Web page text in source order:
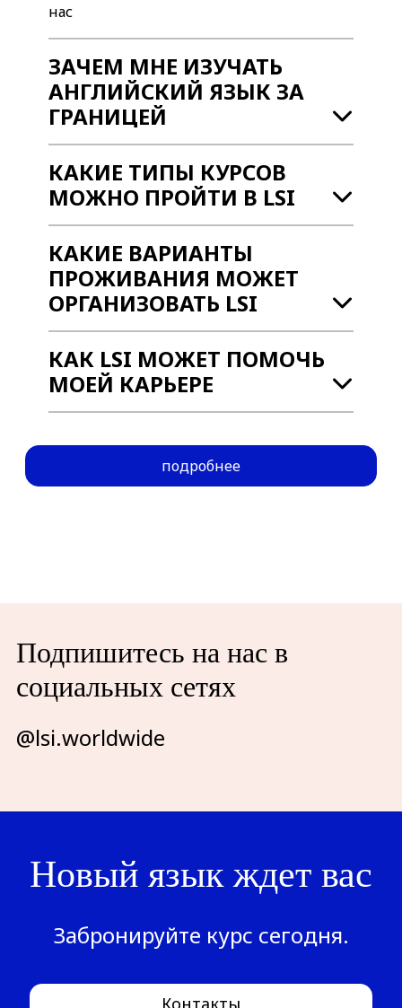
нас
ЗАЧЕМ МНЕ ИЗУЧАТЬ
АНГЛИЙСКИЙ ЯЗЫК ЗА
ГРАНИЦЕЙ
КАКИЕ ТИПЫ КУРСОВ
МОЖНО ПРОЙТИ В LSI
КАКИЕ ВАРИАНТЫ
ПРОЖИВАНИЯ МОЖЕТ
ОРГАНИЗОВАТЬ LSI
КАК LSI МОЖЕТ ПОМОЧЬ
МОЕЙ КАРЬЕРЕ
подробнее
Подпишитесь на нас в
социальных сетях
@lsi.worldwide
Новый язык ждет вас
Забронируйте курс сегодня.
Контакты